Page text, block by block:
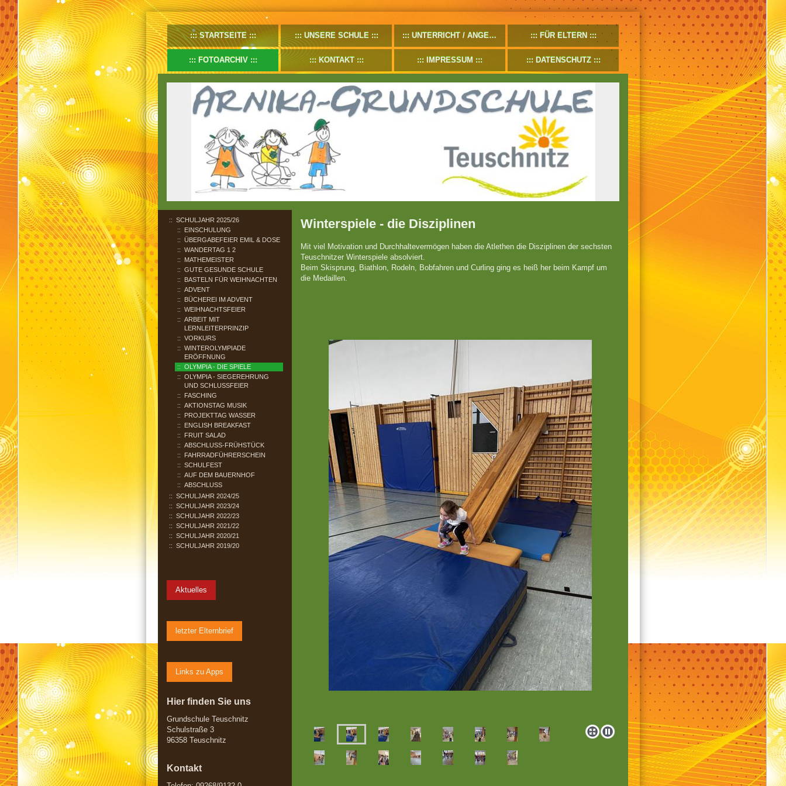
STARTSEITE UNSERE SCHULE UNTERRICHT / ANGEBOTE FÜR ELTERN
FOTOARCHIV KONTAKT IMPRESSUM DATENSCHUTZ
Winterspiele - die Disziplinen
Mit viel Motivation und Durchhaltevermögen haben die Atlethen die Disziplinen der sechsten
Teuschnitzer Winterspiele absolviert.
Beim Skisprung, Biathlon, Rodeln, Bobfahren und Curling ging es heiß her beim Kampf um
die Medaillen.
SCHULJAHR 2025/26
EINSCHULUNG
ÜBERGABEFEIER EMIL & DOSE
WANDERTAG 1 2
MATHEMEISTER
GUTE GESUNDE SCHULE
BASTELN FÜR WEIHNACHTEN
ADVENT
BÜCHEREI IM ADVENT
WEIHNACHTSFEIER
ARBEIT MIT
LERNLEITERPRINZIP
VORKURS
WINTEROLYMPIADE
ERÖFFNUNG
OLYMPIA - DIE SPIELE
OLYMPIA - SIEGEREHRUNG
UND SCHLUSSFEIER
FASCHING
AKTIONSTAG MUSIK
PROJEKTTAG WASSER
ENGLISH BREAKFAST
FRUIT SALAD
ABSCHLUSS-FRÜHSTÜCK
FAHRRADFÜHRERSCHEIN
SCHULFEST
AUF DEM BAUERNHOF
ABSCHLUSS
SCHULJAHR 2024/25
SCHULJAHR 2023/24
SCHULJAHR 2022/23
SCHULJAHR 2021/22
SCHULJAHR 2020/21
SCHULJAHR 2019/20
Aktuelles
letzter Elternbrief
Links zu Apps
Hier finden Sie uns
Grundschule Teuschnitz
Schulstraße 3
96358 Teuschnitz
Kontakt